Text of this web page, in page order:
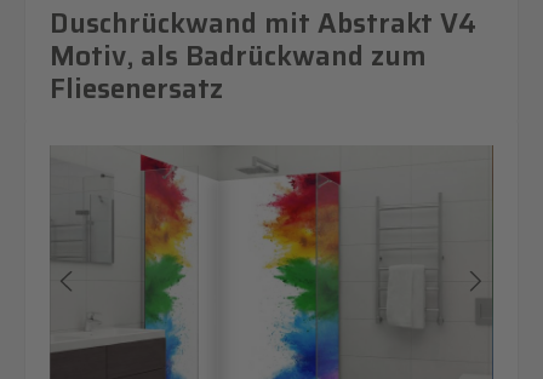
Duschrückwand mit Abstrakt V4
Motiv, als Badrückwand zum
Fliesenersatz
Bildergalerie überspringen